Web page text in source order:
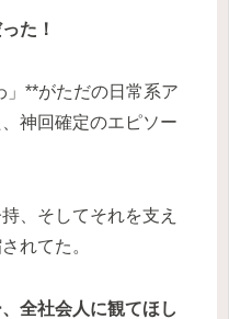
た！
」**がただの日常系ア
神回確定のエピソー
、そしてそれを支え
れてた。
全社会人に観てほし